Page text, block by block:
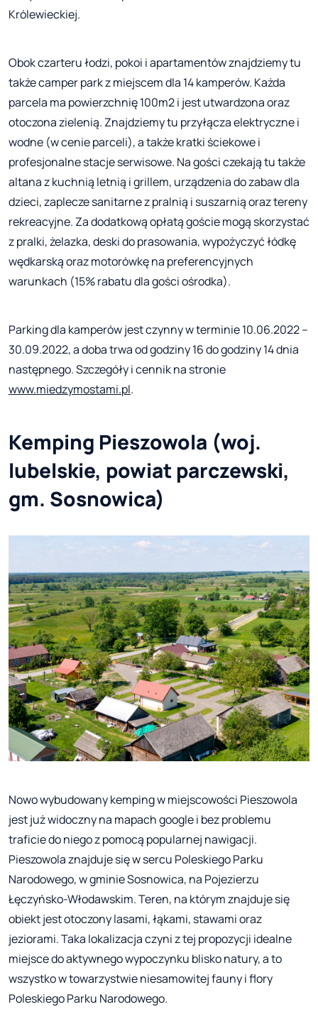
Królewieckiej.
Obok czarteru łodzi, pokoi i apartamentów znajdziemy tu
także camper park z miejscem dla 14 kamperów. Każda
parcela ma powierzchnię 100m2 i jest utwardzona oraz
otoczona zielenią. Znajdziemy tu przyłącza elektryczne i
wodne (w cenie parceli), a także kratki ściekowe i
profesjonalne stacje serwisowe. Na gości czekają tu także
altana z kuchnią letnią i grillem, urządzenia do zabaw dla
dzieci, zaplecze sanitarne z pralnią i suszarnią oraz tereny
rekreacyjne. Za dodatkową opłatą goście mogą skorzystać
z pralki, żelazka, deski do prasowania, wypożyczyć łódkę
wędkarską oraz motorówkę na preferencyjnych
warunkach (15% rabatu dla gości ośrodka).
Parking dla kamperów jest czynny w terminie 10.06.2022 –
30.09.2022, a doba trwa od godziny 16 do godziny 14 dnia
następnego. Szczegóły i cennik na stronie
www.miedzymostami.pl.
Kemping Pieszowola (woj.
lubelskie, powiat parczewski,
gm. Sosnowica)
Nowo wybudowany kemping w miejscowości Pieszowola
jest już widoczny na mapach google i bez problemu
traficie do niego z pomocą popularnej nawigacji.
Pieszowola znajduje się w sercu Poleskiego Parku
Narodowego, w gminie Sosnowica, na Pojezierzu
Łęczyńsko-Włodawskim. Teren, na którym znajduje się
obiekt jest otoczony lasami, łąkami, stawami oraz
jeziorami. Taka lokalizacja czyni z tej propozycji idealne
miejsce do aktywnego wypoczynku blisko natury, a to
wszystko w towarzystwie niesamowitej fauny i flory
Poleskiego Parku Narodowego.